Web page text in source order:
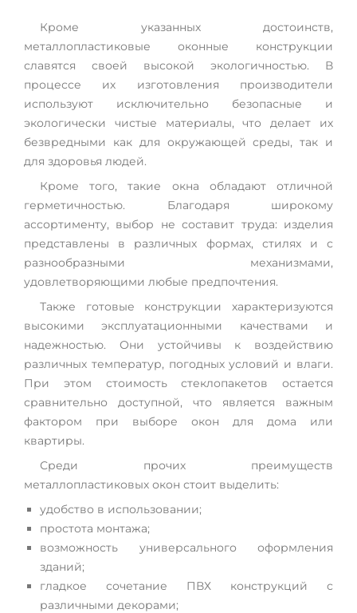
Кроме указанных достоинств,
металлопластиковые оконные конструкции
славятся своей высокой экологичностью. В
процессе их изготовления производители
используют исключительно безопасные и
экологически чистые материалы, что делает их
безвредными как для окружающей среды, так и
для здоровья людей.
Кроме того, такие окна обладают отличной
герметичностью. Благодаря широкому
ассортименту, выбор не составит труда: изделия
представлены в различных формах, стилях и с
разнообразными механизмами,
удовлетворяющими любые предпочтения.
Также готовые конструкции характеризуются
высокими эксплуатационными качествами и
надежностью. Они устойчивы к воздействию
различных температур, погодных условий и влаги.
При этом стоимость стеклопакетов остается
сравнительно доступной, что является важным
фактором при выборе окон для дома или
квартиры.
Среди прочих преимуществ
металлопластиковых окон стоит выделить:
удобство в использовании;
простота монтажа;
возможность универсального оформления
зданий;
гладкое сочетание ПВХ конструкций с
различными декорами;